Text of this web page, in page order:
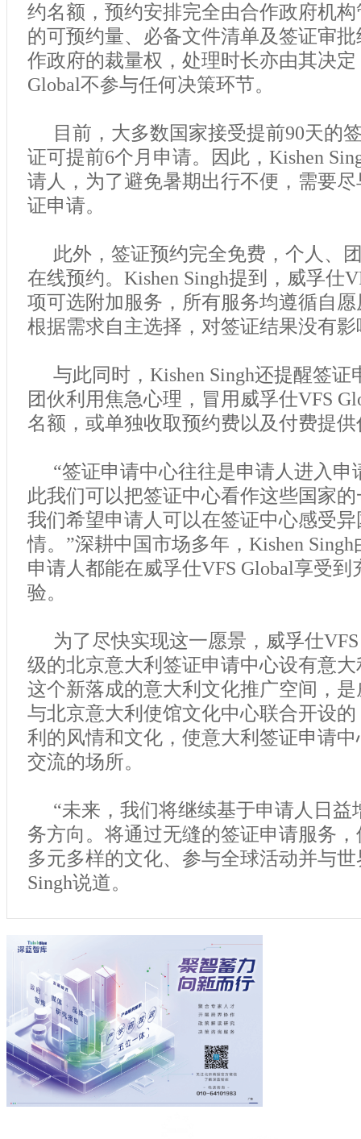
约名额，预约安排完全由合作政府机
的可预约量、必备文件清单及签证审
作政府的裁量权，处理时长亦由其决定
Global不参与任何决策环节。
目前，大多数国家接受提前90天的
证可提前6个月申请。因此，Kishen
请人，为了避免暑期出行不便，需要
证申请。
此外，签证预约完全免费，个人、
在线预约。Kishen Singh提到，威孚仕
项可选附加服务，所有服务均遵循自
根据需求自主选择，对签证结果没有影
与此同时，Kishen Singh还提醒签
团伙利用焦急心理，冒用威孚仕VFS
名额，或单独收取预约费以及付费提
“签证申请中心往往是申请人进入申
此我们可以把签证中心看作这些国家
我们希望申请人可以在签证中心感受
情。”深耕中国市场多年，Kishen
申请人都能在威孚仕VFS Global享受
验。
为了尽快实现这一愿景，威孚仕
级的北京意大利签证申请中心设有意
这个新落成的意大利文化推广空间，是
与北京意大利使馆文化中心联合开设
利的风情和文化，使意大利签证申请
交流的场所。
“未来，我们将继续基于申请人日益
务方向。将通过无缝的签证申请服务
多元多样的文化、参与全球活动并与世
Singh说道。